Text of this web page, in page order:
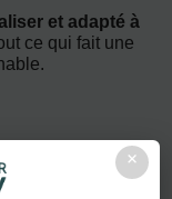
×
et adapté à
ce qui fait une